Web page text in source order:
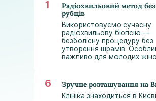
Радіохвильовий метод без
рубців
Використовуємо сучасну
радіохвильову біопсію —
безболісну процедуру без
утворення шрамів.
важливо для молодих
Зручне розташування на
Клініка знаходиться в